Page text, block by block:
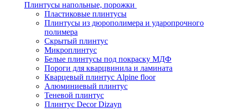
Плинтусы напольные, порожки
Пластиковые плинтусы
Плинтусы из дюрополимера и ударопрочного
полимера
Скрытый плинтус
Микроплинтус
Белые плинтусы под покраску МДФ
Пороги для кварцвинила и ламината
Кварцевый плинтус Alpine floor
Алюминиевый плинтус
Теневой плинтус
Плинтус Decor Dizayn